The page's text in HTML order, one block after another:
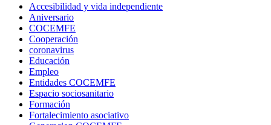
Accesibilidad y vida independiente
Aniversario
COCEMFE
Cooperación
coronavirus
Educación
Empleo
Entidades COCEMFE
Espacio sociosanitario
Formación
Fortalecimiento asociativo